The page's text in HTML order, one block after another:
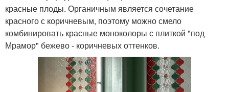
красные плоды. Органичным является сочетание
красного с коричневым, поэтому можно смело
комбинировать красные моноколоры с плиткой "под
Мрамор" бежево - коричневых оттенков.